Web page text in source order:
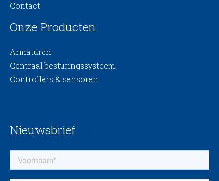
Contact
Onze Producten
Armaturen
Centraal besturingssysteem
Controllers & sensoren
Nieuwsbrief